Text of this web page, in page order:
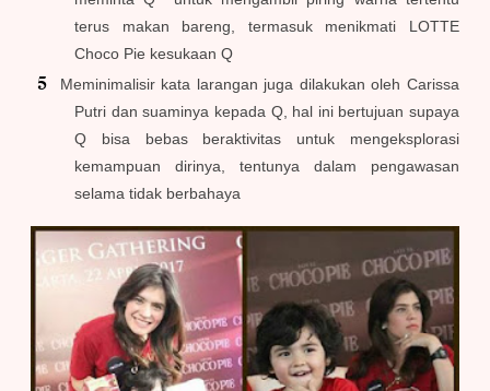
terus makan bareng, termasuk menikmati LOTTE
Choco Pie kesukaan Q
Meminimalisir kata larangan juga dilakukan oleh Carissa
Putri dan suaminya kepada Q, hal ini bertujuan supaya
Q bisa bebas beraktivitas untuk mengeksplorasi
kemampuan dirinya, tentunya dalam pengawasan
selama tidak berbahaya